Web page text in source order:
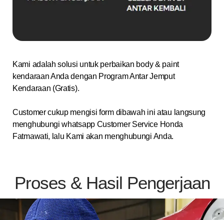
Kami adalah solusi untuk perbaikan body & paint
kendaraan Anda dengan Program Antar Jemput
Kendaraan (Gratis).
Customer cukup mengisi form dibawah ini atau langsung
menghubungi whatsapp Customer Service Honda
Fatmawati, lalu Kami akan menghubungi Anda.
Proses & Hasil Pengerjaan